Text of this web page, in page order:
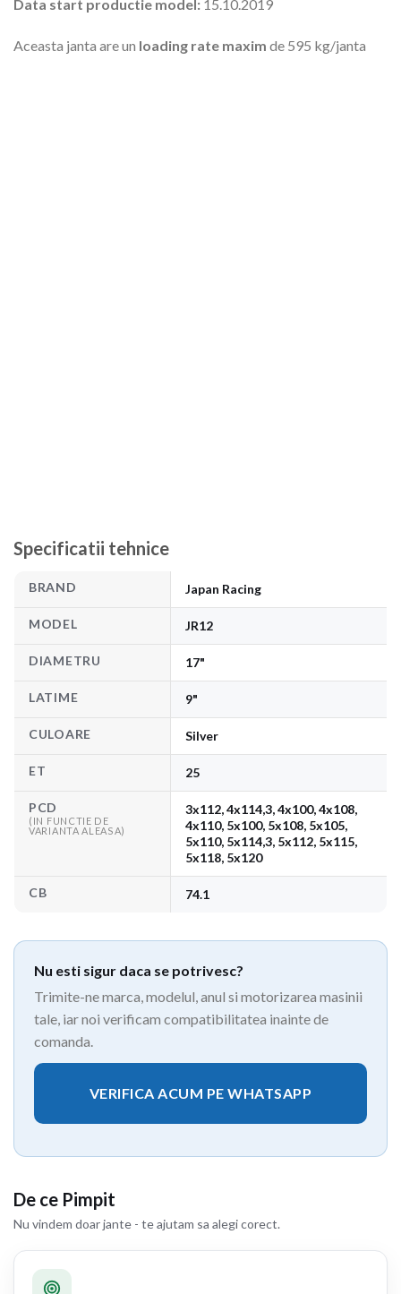
Data start productie model: 15.10.2019
Aceasta janta are un loading rate maxim de 595 kg/janta
Specificatii tehnice
BRAND Japan Racing
MODEL JR12
DIAMETRU 17"
LATIME 9"
CULOARE Silver
ET 25
PCD
(IN FUNCTIE DE
VARIANTA ALEASA)
3x112, 4x114,3, 4x100, 4x108,
4x110, 5x100, 5x108, 5x105,
5x110, 5x114,3, 5x112, 5x115,
5x118, 5x120
CB 74.1
Nu esti sigur daca se potrivesc?
Trimite-ne marca, modelul, anul si motorizarea masinii
tale, iar noi verificam compatibilitatea inainte de
comanda.
VERIFICA ACUM PE WHATSAPP
De ce Pimpit
Nu vindem doar jante - te ajutam sa alegi corect.